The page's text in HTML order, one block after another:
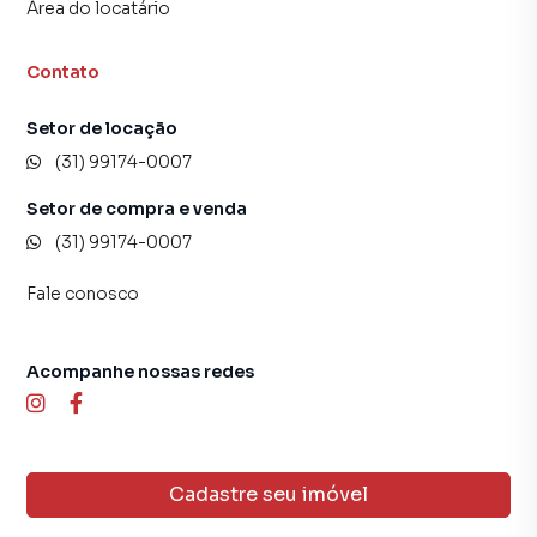
Área do locatário
Contato
Setor de locação
(31) 99174-0007
Setor de compra e venda
(31) 99174-0007
Fale conosco
Cadastre seu imóvel
Acompanhe nossas redes